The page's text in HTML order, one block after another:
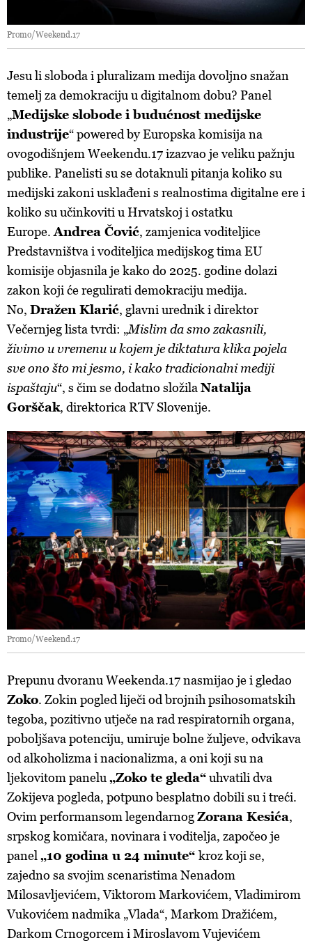
Promo/Weekend.17
Jesu li sloboda i pluralizam medija dovoljno snažan
temelj za demokraciju u digitalnom dobu? Panel
„Medijske slobode i budućnost medijske
industrije“ powered by Europska komisija na
ovogodišnjem Weekendu.17 izazvao je veliku pažnju
publike. Panelisti su se dotaknuli pitanja koliko su
medijski zakoni usklađeni s realnostima digitalne ere i
koliko su učinkoviti u Hrvatskoj i ostatku
Europe. Andrea Čović, zamjenica voditeljice
Predstavništva i voditeljica medijskog tima EU
komisije objasnila je kako do 2025. godine dolazi
zakon koji će regulirati demokraciju medija.
No, Dražen Klarić, glavni urednik i direktor
Večernjeg lista tvrdi: „Mislim da smo zakasnili,
živimo u vremenu u kojem je diktatura klika pojela
sve ono što mi jesmo, i kako tradicionalni mediji
ispaštaju“, s čim se dodatno složila Natalija
Gorščak, direktorica RTV Slovenije.
Promo/Weekend.17
Prepunu dvoranu Weekenda.17 nasmijao je i gledao
Zoko. Zokin pogled liječi od brojnih psihosomatskih
tegoba, pozitivno utječe na rad respiratornih organa,
poboljšava potenciju, umiruje bolne žuljeve, odvikava
od alkoholizma i nacionalizma, a oni koji su na
ljekovitom panelu„Zoko te gleda“uhvatili dva
Zokijeva pogleda, potpuno besplatno dobili su i treći.
Ovim performansom legendarnogZorana Kesića,
srpskog komičara, novinara i voditelja, započeo je
panel„10 godina u 24 minute“ kroz koji se,
zajedno sa svojim scenaristima Nenadom
Milosavljevićem, Viktorom Markovićem, Vladimirom
Vukovićem nadmika „Vlada“, Markom Dražićem,
Darkom Crnogorcem i Miroslavom Vujevićem